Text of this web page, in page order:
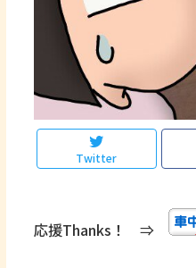
Twitter
応援Thanks！ ⇒